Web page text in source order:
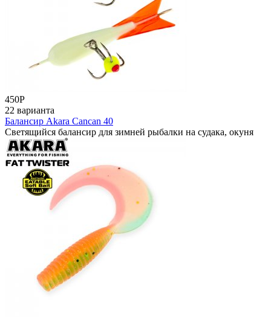
450Р
22 варианта
Балансир Akara Cancan 40
Светящийся балансир для зимней рыбалки на судака, окуня